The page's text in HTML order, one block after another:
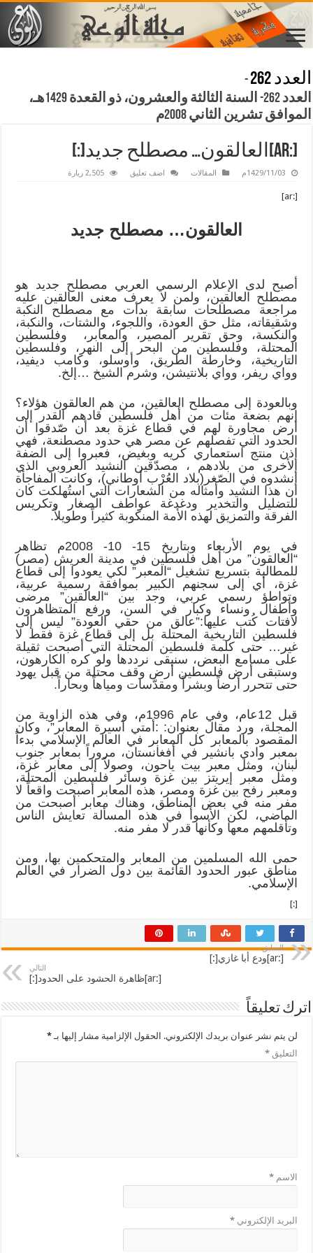
العدد 262
-
العدد 262- السنة الثالثة والعشرون، ذو القعدة 1429هـ،
الموافق تشرين الثاني 2008م
[:ar]العالقون… مصطلح جديد[:]
1429/11/03م المقالات اضف تعليق 2,505 زيارة
[:ar]
العالقون… مصطلح جديد
أصبح لدى الإعلام الرسمي العربي مصطلح جديد هو
مصطلح العالقين، ولمن لا يعرف معنى العالقين عليه
مراجعة مصطلحات سابقة بدأت مع مصطلح النكبة
وشقيقاته، مثل حق العودة، واللجوء، والشتات، والنكبة،
والنكسة، وحق تقرير المصير، والمعابر، وفلسطين
المحتلة، وفلسطين من البحر إلى النهر، وفلسطين
التاريخية، وخارطة الطريق، وأوسلو، وكامب ديفيد،
وواي ريفر، وواي بلانتيشن، وشرم الشيخ …إلخ.
وبالعودة إلى مصطلح العالقين، من هم العالقون هؤلاء؟
إنهم بضعة مئات من أهل فلسطين قادهم القدر إلى
أرض مجاورة لهم في قطاع غزة بعد أن صّدقوا أن
الحدود التي تفصلهم عن مصر هي حدود مصطنعة، فهي
إذن منتج استعماري كريه وبغيض، فعبروا إلى الضفة
الأخرى من بلادهم ، مصدّقين النشيد العروبي الذي
أنشدوه في الصّغر(بلاد العُرْب أوطاني)، وكانت المفاجأة
أن هذا النشيد وأمثاله من الشعارات التي استُهلكت كان
للتضليل والتخدير ودغدغة عواطف الصغار وتكريس
الفرقة والتمزيق لهذه الأمة المنكوبة كثيراً وطويلاً.
في يوم الأربعاء وبتاريخ 15- 10- 2008م تظاهر
“العالقون” من أهل فلسطين في مدينة العريش (مصر)
للمطالبة بتسريع تشغيل “المعبر” لكي يعودوا إلى قطاع
غزة، أي إلى سجنهم الكبير بموافقة رسمية عربية،
وتواطؤ رسمي عربي، وجد بين “العالقين” مرضى
وأطفال ونساء وكبار في السن، ورفع المتظاهرون
لافتات كُتب عليها:”عالق من حقي العودة” ليس إلى
فلسطين التاريخية المحتلة بل إلى قطاع غزة فقط لا
غير… حتى كلمة فلسطين المحتلة التي أصبحت ثقيلة
على مسامع البعض، سنبقى نرددها ولو كره الكارهون،
وستبقى أرض فلسطين أرض وقف محتلة من قبل يهود
حتى تتحرر أرضاً وبشراً ومقدّسات ومياهاً وبحاراً.
قبل 12عام، وفي عام 1996م، وفي هذه الزاوية من
المجلة، ورد مقال بعنوان: :أمتي أسيرة المعابر”، وكان
المقصود بالمعابر كل المعابر في العالم الإسلامي بدءاً
بمعبر وادي بانشير في أفغانستان، مروراً بمعابر جنوب
لبنان، ومثل معبر بيت ياحون، وصولاً إلى معابر غزة،
ومثل معبر إيريتز بين غزة وسائر فلسطين المحتلة،
ومعبر رفح بين غزة ومصر، هذه المعابر أصبحت واقعاً لا
مفر منه في بعض المناطق، وهناك معابر أصبحت من
الماضي، لكن الأسوأ في هذه المسألة تعايش الناس
وتأقلمهم معها وكأنها قدر لا مفر منه.
حمى الله المسلمين من المعابر والمتحكمين بها، ومن
مناطق عبور الحدود القائمة بين دول الضرار في العالم
الإسلامي.
[:]
السابق
[:ar]ودع أبا غازي[:]
التالي
[:ar]ظاهرة الحشود على الحدود[:]
اترك تعليقاً
لن يتم نشر عنوان بريدك الإلكتروني. الحقول الإلزامية مشار إليها بـ*
التعليق*
الاسم*
البريد الإلكتروني*